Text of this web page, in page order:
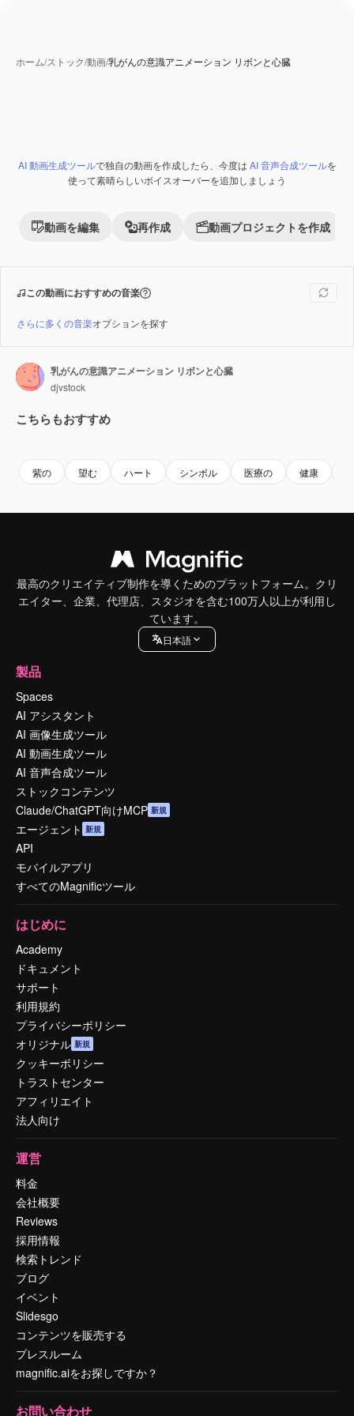
ホーム/ストック/動画/乳がんの意識アニメーション リボンと心臓
Premium
AI 動画生成ツールで独自の動画を作成したら、今度は AI 音声合成ツールを
使って素晴らしいボイスオーバーを追加しましょう
動画を編集 再作成 動画プロジェクトを作成
この動画におすすめの音楽
さらに多くの音楽オプションを探す
乳がんの意識アニメーション リボンと心臓
djvstock
こちらもおすすめ
紫の 望む ハート シンボル 医療の 健康
最高のクリエイティブ制作を導くためのプラットフォーム。クリ
エイター、企業、代理店、スタジオを含む100万人以上が利用し
ています。
日本語
製品
Spaces
AI アシスタント
AI 画像生成ツール
AI 動画生成ツール
AI 音声合成ツール
ストックコンテンツ
Claude/ChatGPT向けMCP 新規
エージェント 新規
API
モバイルアプリ
すべてのMagnificツール
はじめに
Academy
ドキュメント
サポート
利用規約
プライバシーポリシー
オリジナル 新規
クッキーポリシー
トラストセンター
アフィリエイト
法人向け
運営
料金
会社概要
Reviews
採用情報
検索トレンド
ブログ
イベント
Slidesgo
コンテンツを販売する
プレスルーム
magnific.aiをお探しですか？
お問い合わせ